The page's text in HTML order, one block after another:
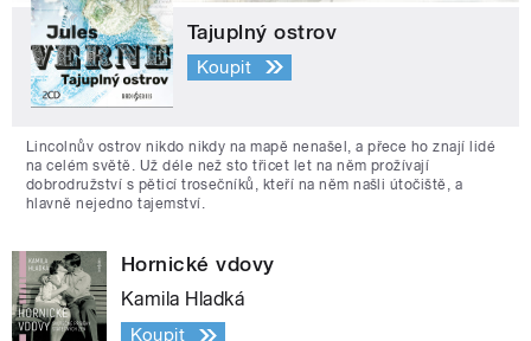
Tajuplný ostrov
Koupit
Lincolnův ostrov nikdo nikdy na mapě nenašel, a přece ho znají lidé
na celém světě. Už déle než sto třicet let na něm prožívají
dobrodružství s pěticí trosečníků, kteří na něm našli útočiště, a
hlavně nejedno tajemství.
Hornické vdovy
Kamila Hladká
Koupit